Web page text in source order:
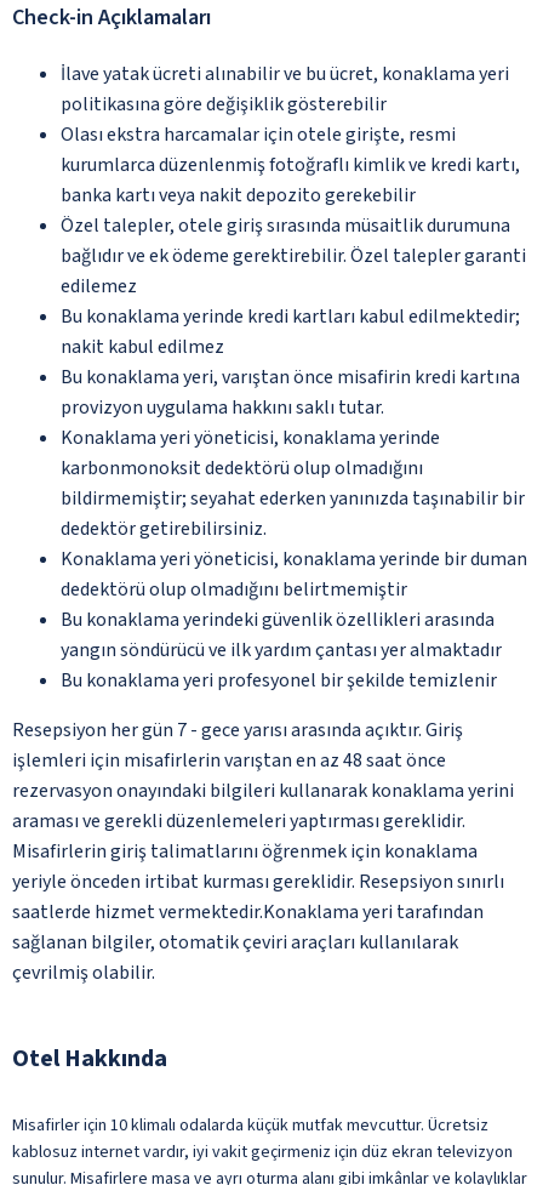
Check-in Açıklamaları
İlave yatak ücreti alınabilir ve bu ücret, konaklama yeri
politikasına göre değişiklik gösterebilir
Olası ekstra harcamalar için otele girişte, resmi
kurumlarca düzenlenmiş fotoğraflı kimlik ve kredi kartı,
banka kartı veya nakit depozito gerekebilir
Özel talepler, otele giriş sırasında müsaitlik durumuna
bağlıdır ve ek ödeme gerektirebilir. Özel talepler garanti
edilemez
Bu konaklama yerinde kredi kartları kabul edilmektedir;
nakit kabul edilmez
Bu konaklama yeri, varıştan önce misafirin kredi kartına
provizyon uygulama hakkını saklı tutar.
Konaklama yeri yöneticisi, konaklama yerinde
karbonmonoksit dedektörü olup olmadığını
bildirmemiştir; seyahat ederken yanınızda taşınabilir bir
dedektör getirebilirsiniz.
Konaklama yeri yöneticisi, konaklama yerinde bir duman
dedektörü olup olmadığını belirtmemiştir
Bu konaklama yerindeki güvenlik özellikleri arasında
yangın söndürücü ve ilk yardım çantası yer almaktadır
Bu konaklama yeri profesyonel bir şekilde temizlenir
Resepsiyon her gün 7 - gece yarısı arasında açıktır. Giriş
işlemleri için misafirlerin varıştan en az 48 saat önce
rezervasyon onayındaki bilgileri kullanarak konaklama yerini
araması ve gerekli düzenlemeleri yaptırması gereklidir.
Misafirlerin giriş talimatlarını öğrenmek için konaklama
yeriyle önceden irtibat kurması gereklidir. Resepsiyon sınırlı
saatlerde hizmet vermektedir.Konaklama yeri tarafından
sağlanan bilgiler, otomatik çeviri araçları kullanılarak
çevrilmiş olabilir.
Otel Hakkında
Misafirler için 10 klimalı odalarda küçük mutfak mevcuttur. Ücretsiz
kablosuz internet vardır, iyi vakit geçirmeniz için düz ekran televizyon
sunulur. Misafirlere masa ve ayrı oturma alanı gibi imkânlar ve kolaylıklar